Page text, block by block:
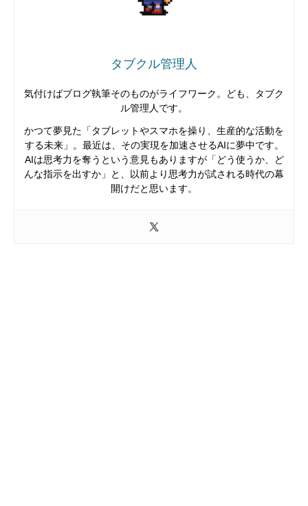
タブクル管理人
気付けばブログ執筆そのものがライフワーク。ども、タブク
ル管理人です。
かつて夢見た「タブレットやスマホを操り、生産的な活動を
する未来」。最近は、その実現を加速させるAIに夢中です。
AIは思考力を奪うという意見もありますが「どう使うか、ど
んな指示を出すか」と、以前より思考力が試される時代の幕
開けだと思います。